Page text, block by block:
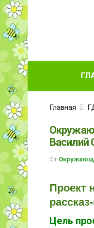
Главная
Василий
От
Проект
Цель